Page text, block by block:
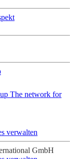
The network for
verwalten
GmbH